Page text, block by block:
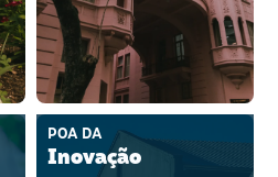
POA DA
Inovação